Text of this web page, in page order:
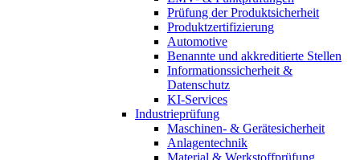
Prüfung der Produktsicherheit
Produktzertifizierung
Automotive
Benannte und akkreditierte Stellen
Informationssicherheit &
Datenschutz
KI-Services
Industrieprüfung
Maschinen- & Gerätesicherheit
Anlagentechnik
Material & Werkstoffprüfung